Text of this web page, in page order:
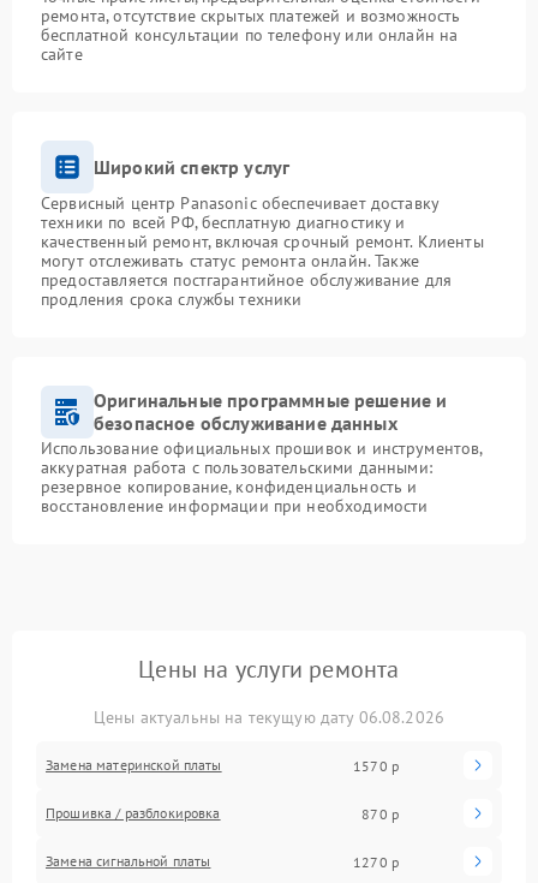
ремонта, отсутствие скрытых платежей и возможность
бесплатной консультации по телефону или онлайн на
сайте
Широкий спектр услуг
Сервисный центр Panasonic обеспечивает доставку
техники по всей РФ, бесплатную диагностику и
качественный ремонт, включая срочный ремонт. Клиенты
могут отслеживать статус ремонта онлайн. Также
предоставляется постгарантийное обслуживание для
продления срока службы техники
Оригинальные программные решение и
безопасное обслуживание данных
Использование официальных прошивок и инструментов,
аккуратная работа с пользовательскими данными:
резервное копирование, конфиденциальность и
восстановление информации при необходимости
Цены на услуги ремонта
Цены актуальны на текущую дату 06.08.2026
Замена материнской платы 1570 р
Прошивка / разблокировка 870 р
Замена сигнальной платы 1270 р